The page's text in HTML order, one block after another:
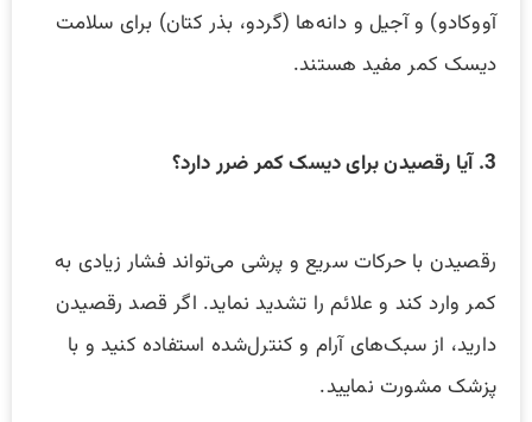
آووکادو) و آجیل و دانه‌ها (گردو، بذر کتان) برای سلامت
دیسک کمر مفید هستند.
3. آیا رقصیدن برای دیسک کمر ضرر دارد؟
رقصیدن با حرکات سریع و پرشی می‌تواند فشار زیادی به
کمر وارد کند و علائم را تشدید نماید. اگر قصد رقصیدن
دارید، از سبک‌های آرام و کنترل‌شده استفاده کنید و با
پزشک مشورت نمایید.